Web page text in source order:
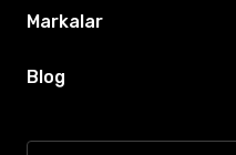
Markalar
Blog